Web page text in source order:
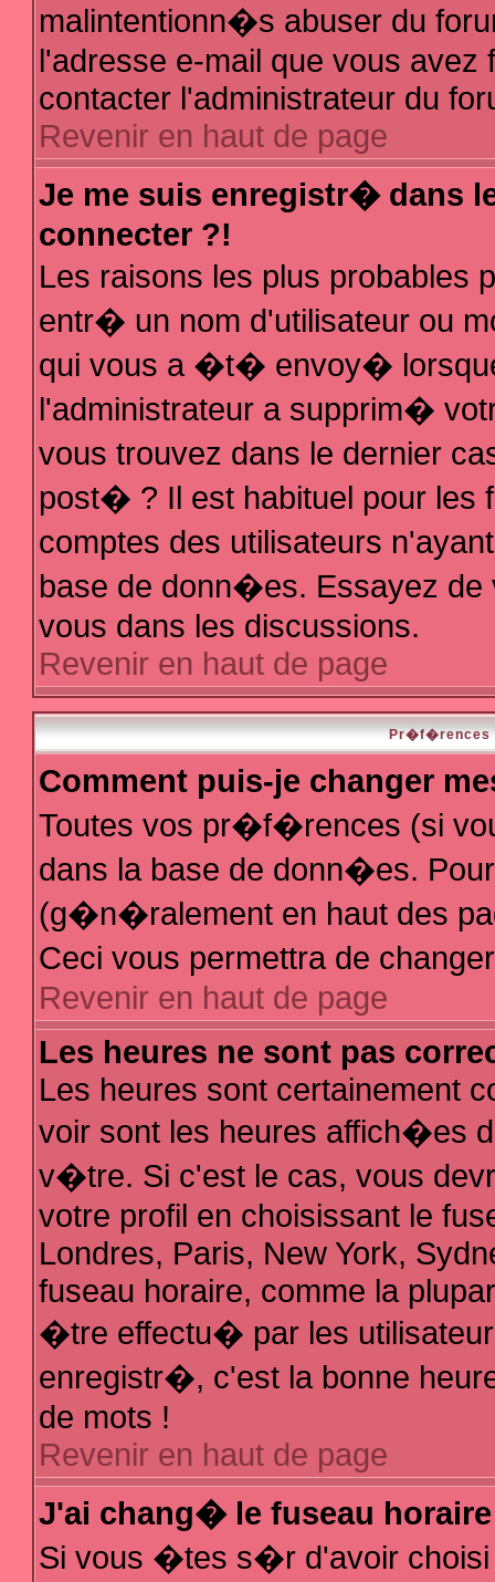
malintentionn�s abuser du
l'adresse e-mail que vous
contacter l'administrateur du
Revenir en haut de page
Je me suis enregistr� dans
connecter ?!
Les raisons les plus probables
entr� un nom d'utilisateur ou
qui vous a �t� envoy�
l'administrateur a supprim�
vous trouvez dans le dernier
post� ? Il est habituel pour les
comptes des utilisateurs
base de donn�es. Essayez de
vous dans les discussions.
Revenir en haut de page
Pr�f�rences
Comment puis-je changer
Toutes vos pr�f�rences (si
dans la base de donn�es.
(g�n�ralement en haut des
Ceci vous permettra de
Revenir en haut de page
Les heures ne sont pas
Les heures sont certainement
voir sont les heures affich�es
v�tre. Si c'est le cas, vous
votre profil en choisissant le
Londres, Paris, New York,
fuseau horaire, comme la
�tre effectu� par les
enregistr�, c'est la bonne
de mots !
Revenir en haut de page
J'ai chang� le fuseau
Si vous �tes s�r d'avoir choisi